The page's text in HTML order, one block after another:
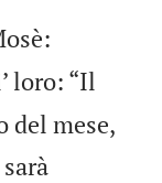
loro: “Il
del mese,